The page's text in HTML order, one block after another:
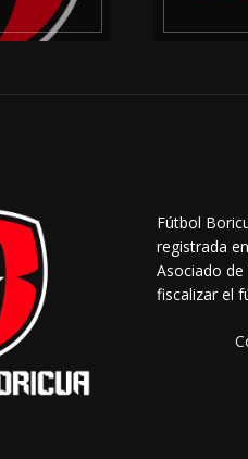
Fútbol
registrada
Asociado
fiscalizar el